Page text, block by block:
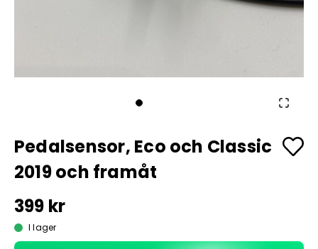
Pedalsensor, Eco och Classic
2019 och framåt
399 kr
I lager